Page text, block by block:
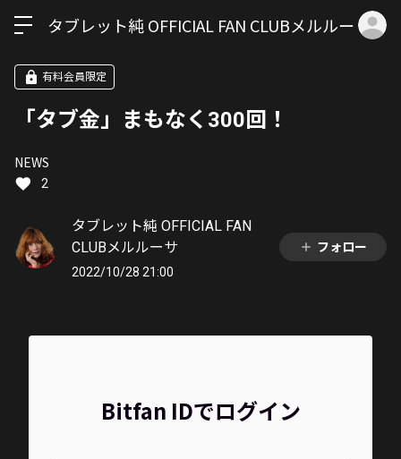
タブレット純 OFFICIAL FAN CLUBメルルーサ
有料会員限定
「タブ金」まもなく300回！
NEWS
2
タブレット純 OFFICIAL FAN
CLUBメルルーサ
2022/10/28 21:00
フォロー
Bitfan IDでログイン